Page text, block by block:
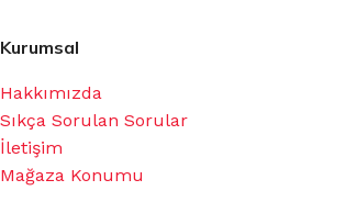
Kurumsal
Hakkımızda
Sıkça Sorulan Sorular
İletişim
Mağaza Konumu